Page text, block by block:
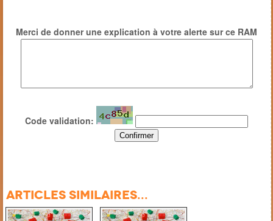
Merci de donner une explication à votre alerte sur ce RAM
Code validation:
Articles similaires...